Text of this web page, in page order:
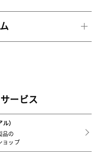
ービス
）
品の
ョップ